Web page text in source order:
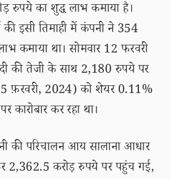
रुपये का शुद्ध लाभ कमाया है।
की इसी तिमाही में कंपनी ने 354
कमाया था। सोमवार 12 फरवरी
की तेजी के साथ 2,180 रुपये पर
फ़रवरी, 2024) को शेयर 0.11%
कर रहा था।
की परिचालन आय सालाना आधार
2,362.5 करोड़ रुपये पर पहुंच गई,